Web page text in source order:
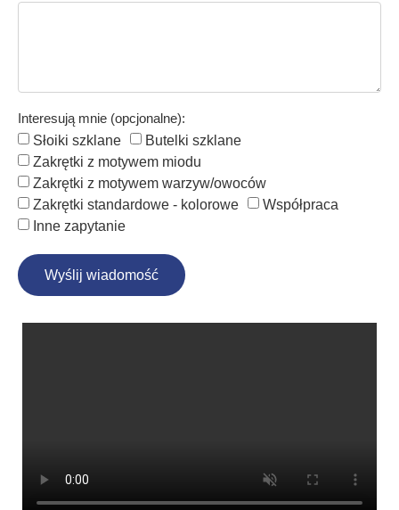
Interesują mnie (opcjonalne):
Słoiki szklane
Butelki szklane
Zakrętki z motywem miodu
Zakrętki z motywem warzyw/owoców
Zakrętki standardowe - kolorowe
Współpraca
Inne zapytanie
Wyślij wiadomość